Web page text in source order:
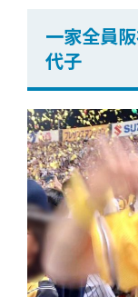
一家全員
代子